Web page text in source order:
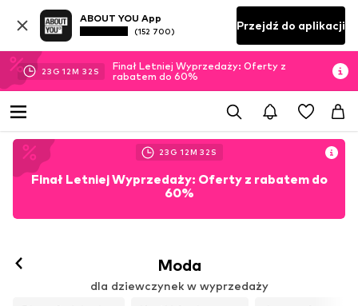
ABOUT YOU App
(152 700) Przejdź do aplikacji
23 G 12M 31 S
Finał Letniej Wyprzedaży: Oferty z
rabatem do 60%
23 G 12M 31 S
Finał Letniej Wyprzedaży: Oferty z rabatem do
60%
Moda
dla dziewczynek w wyprzedaży